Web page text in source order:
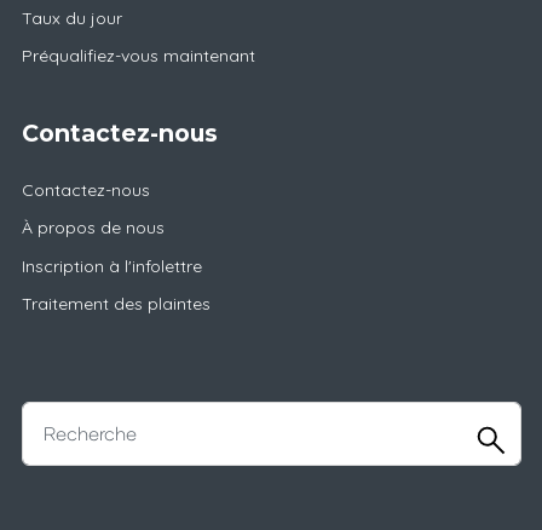
Taux du jour
Préqualifiez-vous maintenant
Contactez-nous
Contactez-nous
À propos de nous
Inscription à l'infolettre
Traitement des plaintes